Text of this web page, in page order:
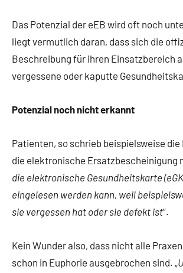
Das Potenzial der eEB wird oft noch
liegt vermutlich daran, dass sich die
Beschreibung für ihren Einsatzbereich
vergessene oder kaputte
Potenzial noch nicht erkannt
Patienten, so schrieb beispielsweise die
die elektronische Ersatzbescheinigung
die elektronische Gesundheitskarte
eingelesen werden kann, weil
sie vergessen hat oder sie defekt ist“.
Kein Wunder also, dass nicht alle
schon in Euphorie ausgebrochen sind. „